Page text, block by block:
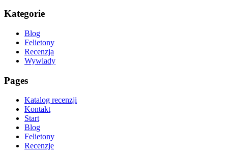
Kategorie
Blog
Felietony
Recenzja
Wywiady
Pages
Katalog recenzji
Kontakt
Start
Blog
Felietony
Recenzje